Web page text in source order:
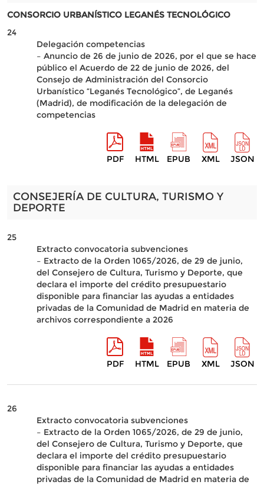
CONSORCIO URBANÍSTICO LEGANÉS TECNOLÓGICO
24
Delegación competencias
– Anuncio de 26 de junio de 2026, por el que se hace
público el Acuerdo de 22 de junio de 2026, del
Consejo de Administración del Consorcio
Urbanístico “Leganés Tecnológico”, de Leganés
(Madrid), de modificación de la delegación de
competencias
PDF HTML EPUB XML JSON
CONSEJERÍA DE CULTURA, TURISMO Y
DEPORTE
25
Extracto convocatoria subvenciones
– Extracto de la Orden 1065/2026, de 29 de junio,
del Consejero de Cultura, Turismo y Deporte, que
declara el importe del crédito presupuestario
disponible para financiar las ayudas a entidades
privadas de la Comunidad de Madrid en materia de
archivos correspondiente a 2026
PDF HTML EPUB XML JSON
26
Extracto convocatoria subvenciones
– Extracto de la Orden 1065/2026, de 29 de junio,
del Consejero de Cultura, Turismo y Deporte, que
declara el importe del crédito presupuestario
disponible para financiar las ayudas a entidades
privadas de la Comunidad de Madrid en materia de